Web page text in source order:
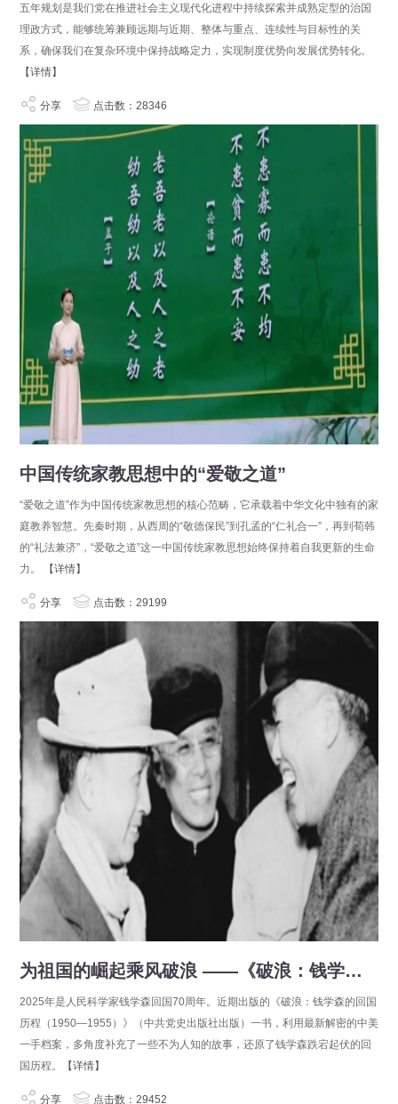
五年规划是我们党在推进社会主义现代化进程中持续探索并成熟定型的治国
理政方式，能够统筹兼顾远期与近期、整体与重点、连续性与目标性的关
系，确保我们在复杂环境中保持战略定力，实现制度优势向发展优势转化。
【详情】
分享 点击数：28346
中国传统家教思想中的“爱敬之道”
“爱敬之道”作为中国传统家教思想的核心范畴，它承载着中华文化中独有的家
庭教养智慧。先秦时期，从西周的“敬德保民”到孔孟的“仁礼合一”，再到荀韩
的“礼法兼济”，“爱敬之道”这一中国传统家教思想始终保持着自我更新的生命
力。
【详情】
分享 点击数：29199
为祖国的崛起乘风破浪 ——《破浪：钱学森的回国历程（1950—1955）》中的几则故事
2025年是人民科学家钱学森回国70周年。近期出版的《破浪：钱学森的回国
历程（1950—1955）》（中共党史出版社出版）一书，利用最新解密的中美
一手档案，多角度补充了一些不为人知的故事，还原了钱学森跌宕起伏的回
国历程。
【详情】
分享 点击数：29452